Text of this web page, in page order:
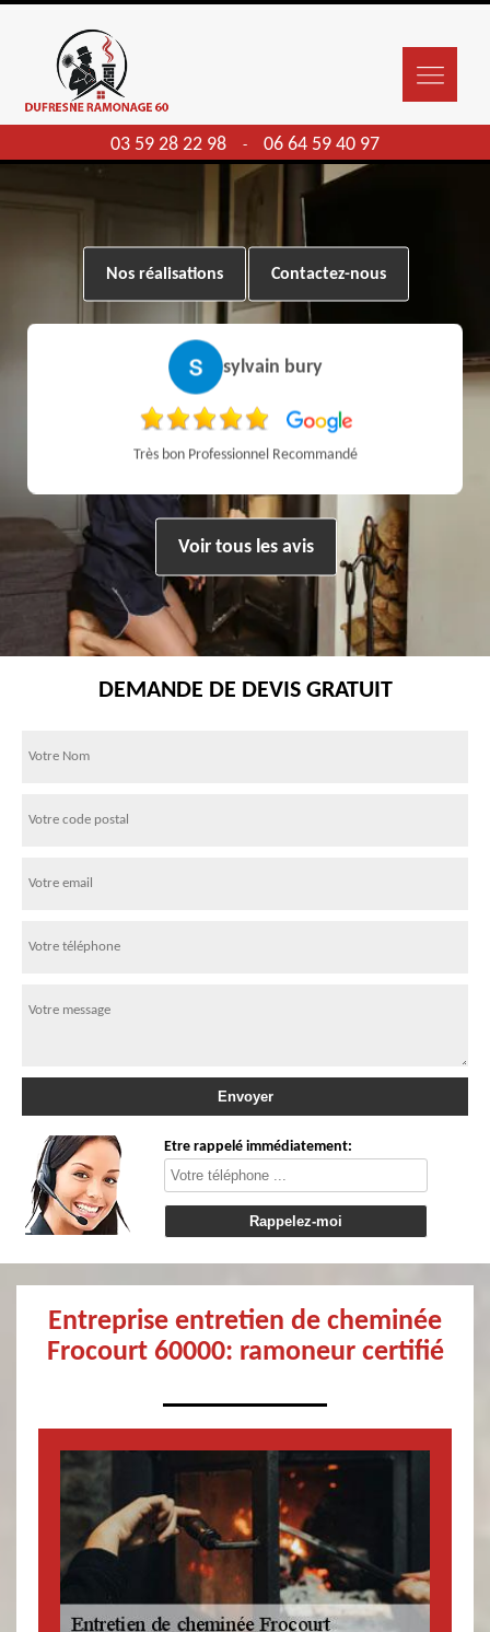
03 59 28 22 98 - 06 64 59 40 97
Nos réalisations Contactez-nous
sylvain bury
Très bon Professionnel Recommandé
Voir tous les avis
DEMANDE DE DEVIS GRATUIT
Etre rappelé immédiatement:
Entreprise entretien de cheminée
Frocourt 60000: ramoneur certifié